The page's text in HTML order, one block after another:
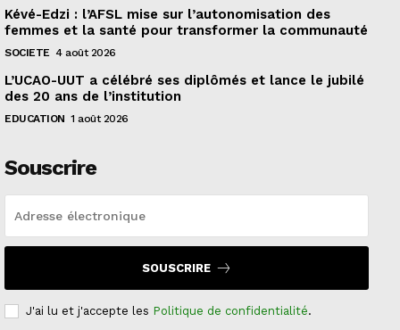
Kévé-Edzi : l’AFSL mise sur l’autonomisation des
femmes et la santé pour transformer la communauté
SOCIETE 4 août 2026
L’UCAO-UUT a célébré ses diplômés et lance le jubilé
des 20 ans de l’institution
EDUCATION 1 août 2026
Souscrire
SOUSCRIRE
J'ai lu et j'accepte les Politique de confidentialité.